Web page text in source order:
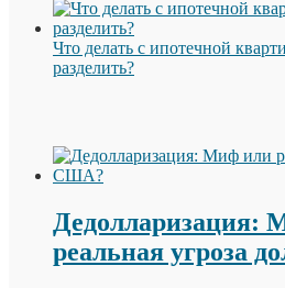
Что делать с ипотечной
разделить?
Дедолларизация:
реальная угроза